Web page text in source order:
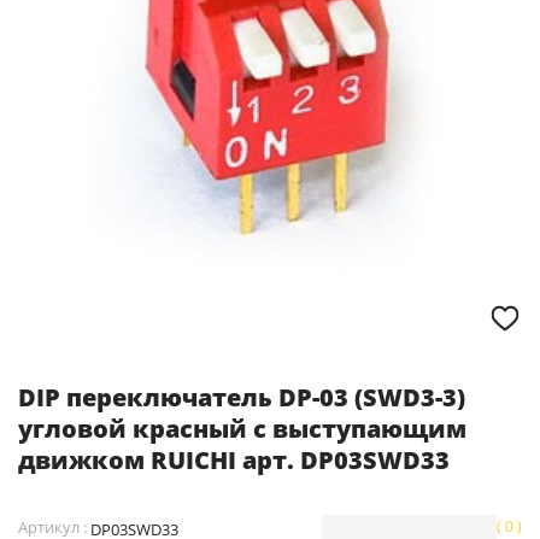
DIP переключатель DP-03 (SWD3-3)
угловой красный с выступающим
движком RUICHI арт. DP03SWD33
Артикул : DP03SWD33
( 0 )